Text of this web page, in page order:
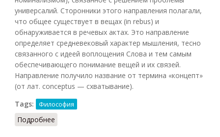
универсалий. Сторонники этого направления полагали,
что общее существует в вещах (in rebus) и
обнаруживается в речевых актах. Это направление
определяет средневековый характер мышления, тесно
связанного с идеей воплощения Слова и тем самым
обеспечивающего понимание вещей и их связей.
Направление получило название от термина «концепт»
(от лат. conceptus — схватывание).
Tags:
Философия
Подробнее